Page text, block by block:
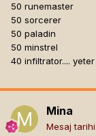
50 runemaster
50 sorcerer
50 paladin
50 minstrel
40 infiltrator.... yeter
Mina
Mesaj tarihi: